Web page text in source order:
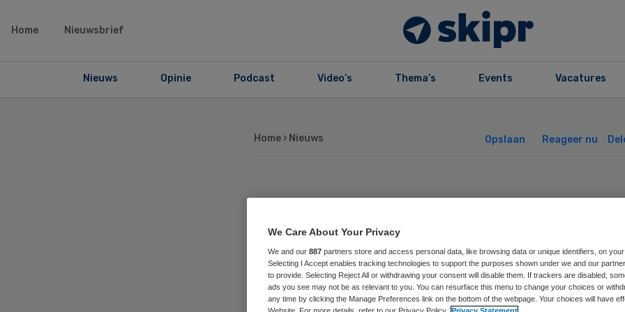
Home Nieuwsbrief
Nieuws Opinie Podcast Video’s Thema’s Events Vacatures
Home › Nieuws Opslaan Reageer nu
Verpleegkundige
vertoonde seksueel
overschrijdend
We Care About Your Privacy
We and our 887 partners store and access personal data, like browsing data or unique identifiers, on
Selecting I Accept enables tracking technologies to support the purposes shown under we and our
to provide. Selecting Reject All or withdrawing your consent will disable them. If trackers are disabled,
ads you see may not be as relevant to you. You can resurface this menu to change your choices or
any time by clicking the Manage Preferences link on the bottom of the webpage. Your choices will have